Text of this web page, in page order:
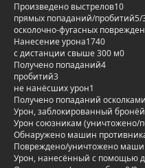
Произведено выстрелов10
прямых попаданий/пробитий5/
осколочно-фугасных
Нанесение урона1740
с дистанции свыше 300 м0
Получено попаданий4
пробитий3
не нанёсших урон1
Получено попаданий осколками
Урон, заблокированный бронёй
Урон союзникам (уничтожено/
Обнаружено машин
Повреждено/уничтожено
Урон, нанесённый с помощью